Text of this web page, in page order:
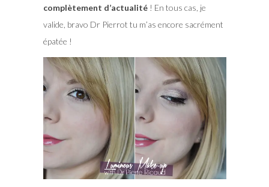
complètement d’actualité! En tous cas, je
valide, bravo Dr Pierrot tu m’as encore sacrément
épatée !